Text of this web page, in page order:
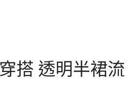
搭 透明半裙流